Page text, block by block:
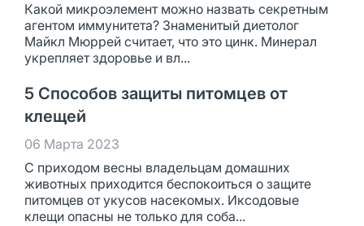
Какой микроэлемент можно назвать секретным
агентом иммунитета? Знаменитый диетолог
Майкл Мюррей считает, что это цинк. Минерал
укрепляет здоровье и вл...
5 Способов защиты питомцев от
клещей
06 Марта 2023
С приходом весны владельцам домашних
животных приходится беспокоиться о защите
питомцев от укусов насекомых. Иксодовые
клещи опасны не только для соба...